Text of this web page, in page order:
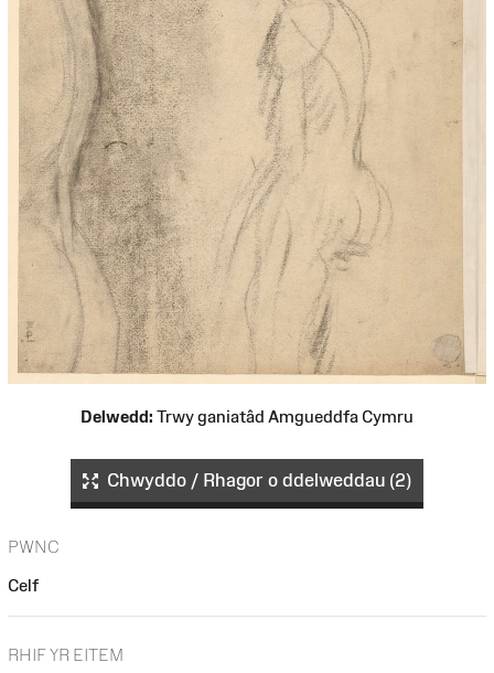
Delwedd: Trwy ganiatâd Amgueddfa Cymru
Chwyddo / Rhagor o ddelweddau (2)
PWNC
Celf
RHIF YR EITEM